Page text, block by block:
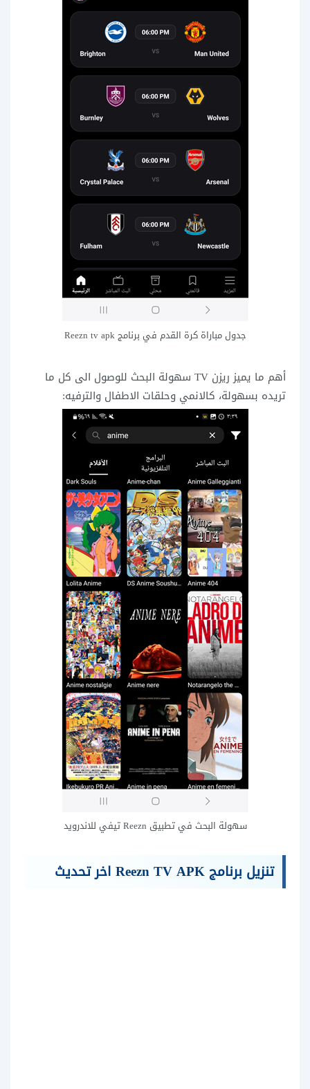
جدول مباراة كرة القدم في برنامج Reezn tv apk
أهم ما يميز ريزن TV سهولة البحث للوصول الى كل ما
تريده بسهولة، كالانمي وحلقات الاطفال والترفيه:
سهولة البحث في تطبيق Reezn تيفي للاندرويد
تنزيل برنامج Reezn TV APK اخر تحديث